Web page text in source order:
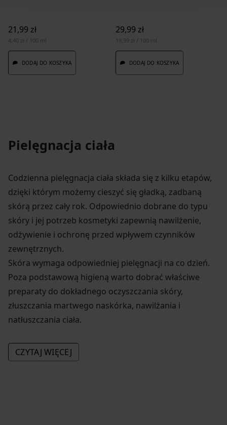
21,99 zł
4,40 zł / 100 ml
DODAJ DO KOSZYKA
29,99 zł
19,99 zł / 100 ml
DODAJ DO KOSZYKA
Pielęgnacja ciała
Codzienna pielęgnacja ciała składa się z kilku etapów,
dzięki którym możemy cieszyć się gładką, zadbaną
skórą przez cały rok. Odpowiednio dobrane do typu
skóry i jej potrzeb kosmetyki zapewnią nawilżenie,
odżywienie i ochronę przed wpływem czynników
zewnętrznych.
Skóra wymaga odpowiedniej pielęgnacji na co dzień.
Poza podstawową higieną warto dobrać właściwe
preparaty do dokładnego oczyszczania skóry,
złuszczania martwego naskórka, nawilżania i
natłuszczania ciała.
Preparaty do kąpieli i pod prysznic powinny zawierać
dużą ilość substancji odżywczych, by poza działaniem
CZYTAJ WIĘCEJ